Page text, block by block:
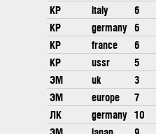
КР
italy 6
КР
germany 6
КР
france 6
КР
ussr 5
ЭМ
uk 3
ЭМ
europe 7
ЛК
germany 10